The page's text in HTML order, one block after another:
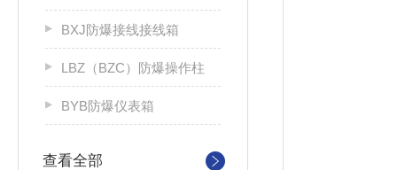
BXJ防爆接线接线箱
LBZ（BZC）防爆操作柱
BYB防爆仪表箱
查看全部